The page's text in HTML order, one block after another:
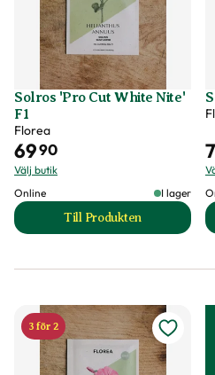
Solros 'Pro Cut White Nite'
F1
Florea
6990
Välj butik
Online
I lager
Till Produkten
till Solros 'Pro Cut
3 för 2